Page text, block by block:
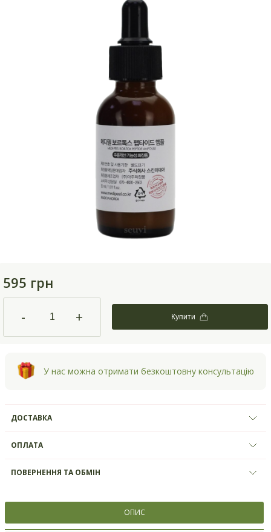
595 грн
- + Купити
У нас можна отримати безкоштовну консультацію
ДОСТАВКА
ОПЛАТА
ПОВЕРНЕННЯ ТА ОБМІН
ОПИС